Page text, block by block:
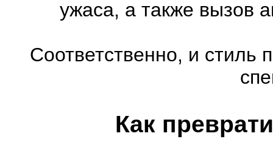
ужаса, а также вызов
Соответственно, и стиль
Как